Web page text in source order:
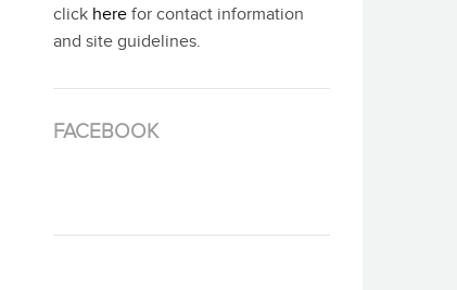
click here for contact information
and site guidelines.
FACEBOOK